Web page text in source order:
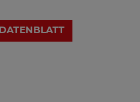
DATENBLATT